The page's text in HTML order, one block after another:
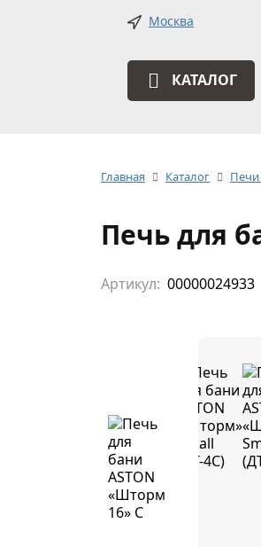
Москва
КАТАЛОГ
Главная Каталог
Печь для
Артикул: 00000024933